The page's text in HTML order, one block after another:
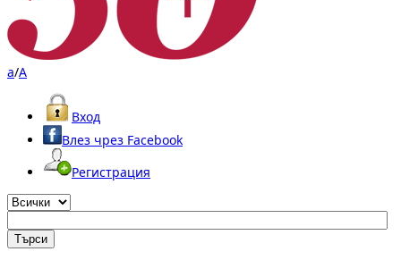
a/A
Вход
Влез чрез Facebook
Регистрация